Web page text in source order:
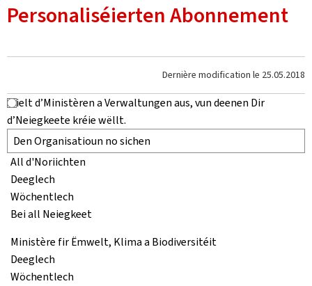
Personaliséierten Abonnement
Dernière modification le 25.05.2018
Wielt d’Ministèren a Verwaltungen aus, vun deenen Dir
d’Neiegkeete kréie wëllt.
All d'Noriichten
Deeglech
Wöchentlech
Bei all Neiegkeet
Ministère fir Ëmwelt, Klima a Biodiversitéit
Deeglech
Wöchentlech